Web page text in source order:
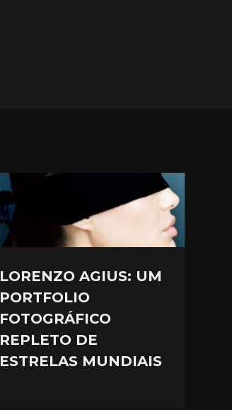
LORENZO AGIUS: UM
PORTFOLIO
FOTOGRÁFICO
REPLETO DE
ESTRELAS MUNDIAIS